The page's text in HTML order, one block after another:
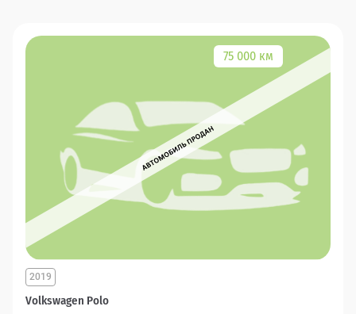
75 000 км
Volkswagen Polo
2019